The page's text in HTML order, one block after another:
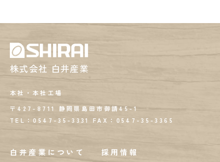
株式会社 白井産業
本社・本社工場
〒427-8711 静岡県島田市御請45-1
TEL：0547-35-3331
FAX： 0547-35-3365
白井産業について 採用情報